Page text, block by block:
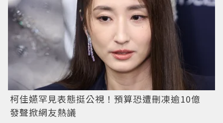
柯佳嬿罕見表態挺公視！預算恐遭刪凍逾10億
發聲掀網友熱議